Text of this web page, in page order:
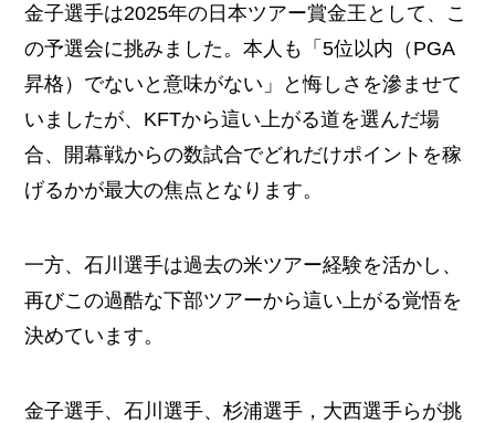
金子選手は2025年の日本ツアー賞金王として、こ
の予選会に挑みました。本人も「5位以内（PGA
昇格）でないと意味がない」と悔しさを滲ませて
いましたが、KFTから這い上がる道を選んだ場
合、開幕戦からの数試合でどれだけポイントを稼
げるかが最大の焦点となります。
一方、石川選手は過去の米ツアー経験を活かし、
再びこの過酷な下部ツアーから這い上がる覚悟を
決めています。
金子選手、石川選手、杉浦選手，大西選手らが挑